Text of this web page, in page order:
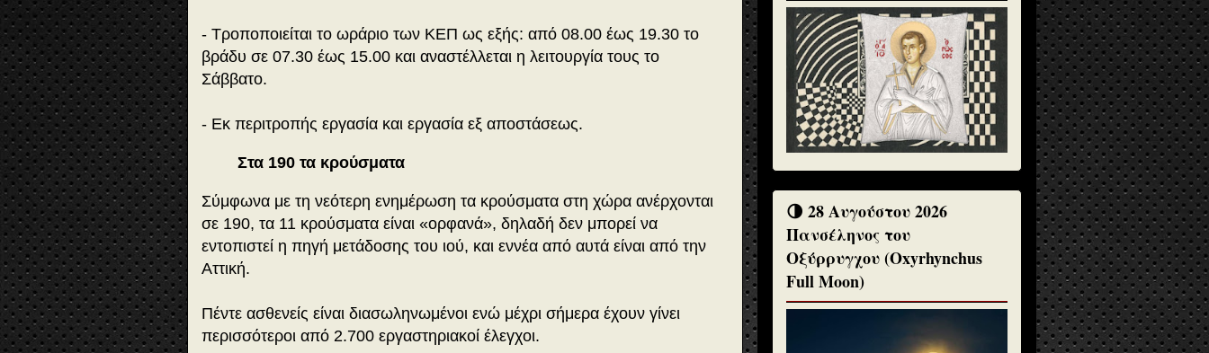
- Τροποποιείται το ωράριο των ΚΕΠ ως εξής: από 08.00 έως 19.30 το
βράδυ σε 07.30 έως 15.00 και αναστέλλεται η λειτουργία τους το
Σάββατο.
- Εκ περιτροπής εργασία και εργασία εξ αποστάσεως.
Στα 190 τα κρούσματα
Σύμφωνα με τη νεότερη ενημέρωση τα κρούσματα στη χώρα ανέρχονται
σε 190, τα 11 κρούσματα είναι «ορφανά», δηλαδή δεν μπορεί να
εντοπιστεί η πηγή μετάδοσης του ιού, και εννέα από αυτά είναι από την
Αττική.
Πέντε ασθενείς είναι διασωληνωμένοι ενώ μέχρι σήμερα έχουν γίνει
περισσότεροι από 2.700 εργαστηριακοί έλεγχοι.
🌗 28 Αυγούστου 2026
Πανσέληνος του
Οξύρρυγχου (Oxyrhynchus
Full Moon)